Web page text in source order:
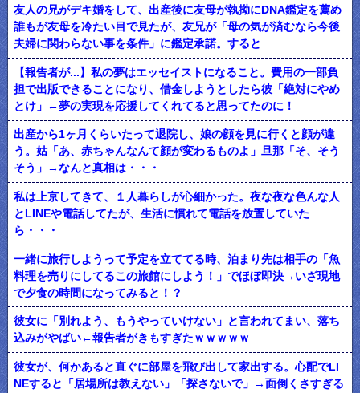
友人の兄がデキ婚をして、出産後に友母が執拗にDNA鑑定を薦め
誰もが友母を冷たい目で見たが、友兄が「母の気が済むなら今後
夫婦に関わらない事を条件」に鑑定承諾。すると
【報告者が...】私の夢はエッセイストになること。費用の一部負
担で出版できることになり、借金しようとしたら彼「絶対にやめ
とけ」←夢の実現を応援してくれてると思ってたのに！
出産から1ヶ月くらいたって退院し、娘の顔を見に行くと顔が違
う。姑「あ、赤ちゃんなんて顔が変わるものよ」旦那「そ、そう
そう」→なんと真相は・・・
私は上京してきて、１人暮らしが心細かった。夜な夜な色んな人
とLINEや電話してたが、生活に慣れて電話を放置していた
ら・・・
一緒に旅行しようって予定を立ててる時、泊まり先は相手の「魚
料理を売りにしてるこの旅館にしよう！」でほぼ即決→いざ現地
で夕食の時間になってみると！？
彼女に「別れよう、もうやっていけない」と言われてまい、落ち
込みがやばい←報告者がきもすぎたｗｗｗｗｗ
彼女が、何かあると直ぐに部屋を飛び出して家出する。心配でLI
NEすると「居場所は教えない」「探さないで」→面倒くさすぎる